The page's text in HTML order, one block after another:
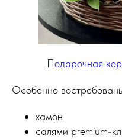
Подарочная
Особенно
хамон
салями premium-